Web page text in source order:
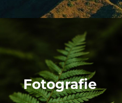
Fotografie